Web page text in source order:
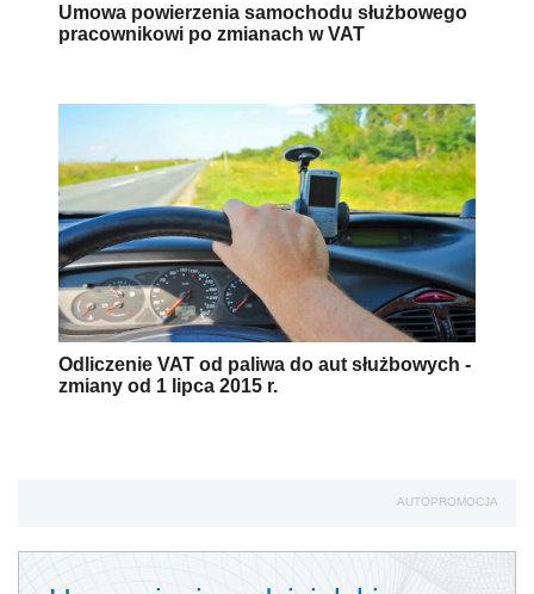
Umowa powierzenia samochodu służbowego
pracownikowi po zmianach w VAT
Odliczenie VAT od paliwa do aut służbowych -
zmiany od 1 lipca 2015 r.
AUTOPROMOCJA